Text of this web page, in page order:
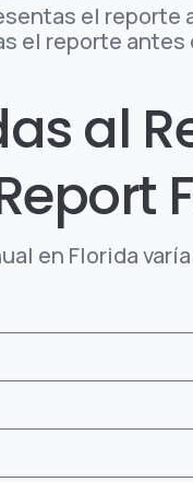
el reporte
el reporte
al
en Florida